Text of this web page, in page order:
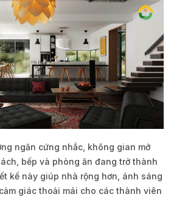
ngăn cứng nhắc, không gian mở
bếp và phòng ăn đang trở thành
kế này giúp nhà rộng hơn, ánh sáng
giác thoải mái cho các thành viên